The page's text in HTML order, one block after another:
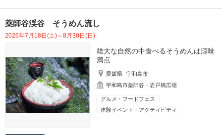
薬師谷渓谷 そうめん流し
2026年7月18日(土)～8月30日(日)
雄大な自然の中食べるそうめんは涼味
満点
愛媛県
宇和島市
宇和島市薬師谷・岩戸橋広場
グルメ・フードフェス
体験イベント・アクティビティ